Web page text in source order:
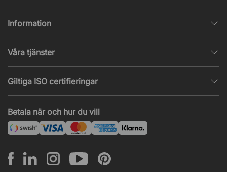
Information
Försäljningsvillkor
Populära sidor
Nyheter & artiklar
Våra tjänster
Tysta rum & telefonbås
Projekt & offert
Montering
Betala när och hur du vill
Giltiga ISO certifieringar
ISO 14001– Miljöledning
ISO 45001– Arbetsmiljöledning